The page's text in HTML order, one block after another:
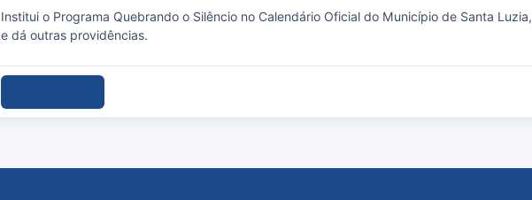
Institui o Programa Quebrando o Silêncio no Calendário Oficial do Município de Santa Luzia,
e dá outras providências.